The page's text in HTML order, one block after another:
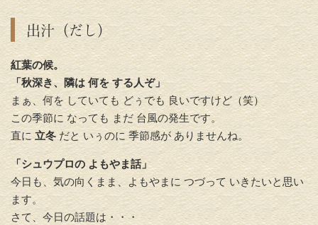
出汁（だし）
紅葉の候。
「秋深き、隣は 何を する人ぞ」
まぁ、何を していても どぅでも 良いですけど（笑）
この季節に なっても まだ 台風の発生です。
直に 立冬 だと いぅのに 季節感が ありませんね。
「シュウプロの よもやま話」
今日も、気の向くまま、よもやまに つづって いきたいと思い
ます。
さて、今日の話題は・・・